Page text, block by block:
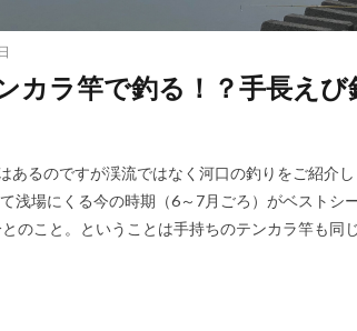
カラ竿で釣る！？手長え
あるのですが渓流ではなく河口の釣りをご紹介
浅場にくる今の時期（6～7月ごろ）がベストシ
のこと。ということは手持ちのテンカラ竿も同